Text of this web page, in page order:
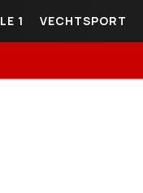
1 VECHTSPORT